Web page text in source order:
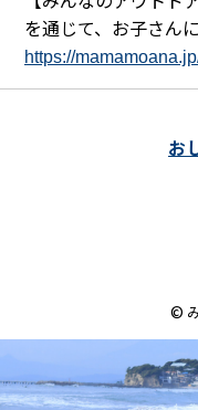
を通じて、お子さん
https://
お
©